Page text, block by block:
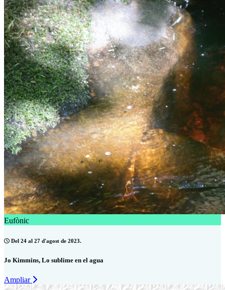
Eufònic
Del 24 al 27 d'agost de 2023.
Jo Kimmins, Lo sublime en el agua
Ampliar